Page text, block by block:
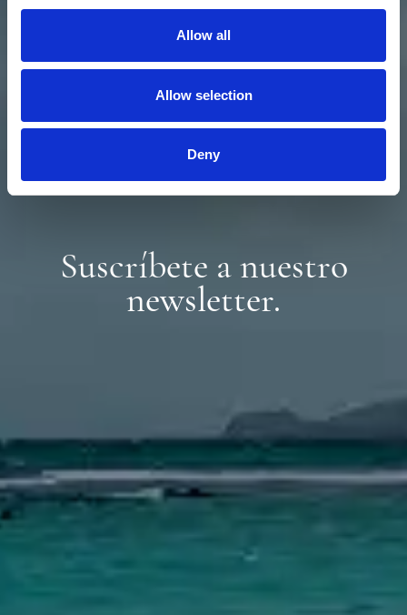
Allow all
Allow selection
Deny
Suscríbete a nuestro
newsletter.